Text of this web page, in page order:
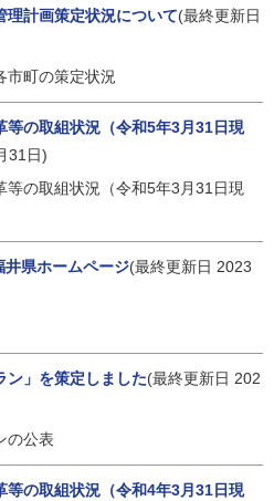
理計画策定状況について(最終更新日
町の策定状況
等の取組状況（令和5年3月31日現
31日)
の取組状況（令和5年3月31日現
県ホームページ(最終更新日 2023
ン」を策定しました(最終更新日 202
の公表
等の取組状況（令和4年3月31日現